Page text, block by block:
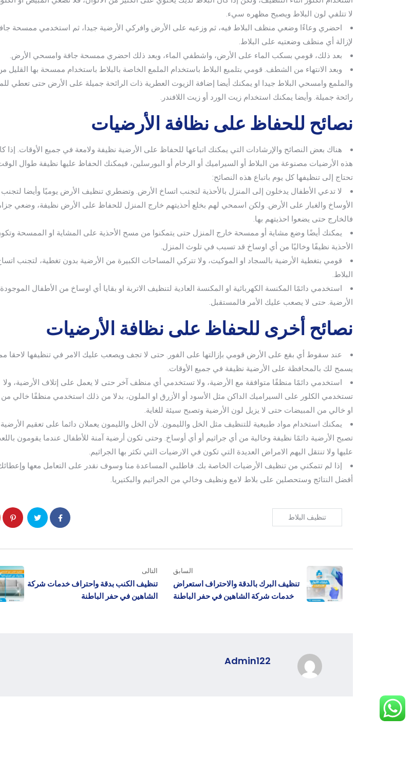
لا تتلفي لون البلاط ويصبح مظهره سيء.
احضري وعاءًا وضعي منظف البلاط فيه، ثم وزعيه على الأرض وافركي الأرضية جيدا، ثم استخدمي ممسحة
لإزالة أي منظف وضعتيه على البلاط.
بعد ذلك، قومي بسكب الماء على الأرض، واشطفي الماء، وبعد ذلك احضري ممسحة جافة وامسحي الأرض.
وبعد الانتهاء من الشطف. قومي بتلميع البلاط باستخدام الملمع الخاصة بالبلاط باستخدام ممسحة بها القليل
والملمع وامسحي البلاط جيدا او يمكنك أيضا إضافة الزيوت العطرية ذات الرائحة جميلة على الأرض حتى تعطي
رائحة جميلة. وأيضا يمكنك استخدام زيت الورد أو زيت اللافندر.
نصائح للحفاظ على نظافة الأرضيات
هناك بعض النصائح والإرشادات التي يمكنك اتباعها للحفاظ على الأرضية نظيفة ولامعة في جميع الأوقات. إذا
هذه الأرضيات مصنوعة من البلاط أو السيراميك أو الرخام أو البورسلين، فيمكنك الحفاظ عليها نظيفة طوال
تحتاج إلى تنظيفها كل يوم باتباع هذه النصائح:
لا تدعي الأطفال يدخلون إلى المنزل بالأحذية لتجنب اتساخ الأرض. وتضطري تنظيف الأرض يوميًا وأيضا لتجنب
الأوساخ والغبار على الأرض. ولكن اسمحي لهم بخلع أحذيتهم خارج المنزل للحفاظ على الأرض نظيفة، وضعي
فالخارج حتى يضعوا احذيتهم بها.
يمكنك أيضًا وضع مشاية أو ممسحة خارج المنزل حتى يتمكنوا من مسح الأحذية على المشاية او الممسحة
الأحذية نظيفًا وخاليًا من أي اوساخ قد تسبب في تلوث المنزل.
قومي بتغطية الأرضية بالسجاد او الموكيت، ولا تتركي المساحات الكبيرة من الأرضية بدون تغطية، لتجنب
البلاط.
استخدمي دائمًا المكنسة الكهربائية او المكنسة العادية لتنظيف الاتربة او بقايا أي اوساخ من الأطفال
الأرضية. حتى لا يصعب عليك الأمر فالمستقبل.
نصائح أخرى للحفاظ على نظافة الأرضيات
عند سقوط أي بقع على الأرض قومي بإزالتها على الفور. حتى لا تجف ويصعب عليك الامر في تنظيفها لاحقا
يسمح لك بالمحافظة على الأرضية نظيفة في جميع الأوقات.
استخدمي دائمًا منظفًا متوافقة مع الأرضية، ولا تستخدمي أي منظف آخر حتى لا يعمل على إتلاف الأرضية، ولا
تستخدمي الكلور على السيراميك الداكن مثل الأسود أو الأزرق او الملون، بدلا من ذلك استخدمي منظفًا خالي من
او خالي من المبيضات حتى لا يزيل لون الأرضية وتصبح سيئة للغاية.
يمكنك استخدام مواد طبيعية للتنظيف مثل الخل والليمون. لأن الخل والليمون يعملان دائما على تعقيم
تصبح الأرضية دائمًا نظيفة وخالية من أي جراثيم أو أي أوساخ. وحتى تكون أرضية آمنة للأطفال عندما يقومون
عليها ولا تنتقل اليهم الامراض العديدة التي تكون في الارضيات التي تكثر بها الجراثيم.
إذا لم تتمكني من تنظيف الأرضيات الخاصة بك. فاطلبي المساعدة منا وسوف نقدر على التعامل معها
أفضل النتائج وستحصلين على بلاط لامع ونظيف وخالي من الجراثيم والبكتيريا.
تنظيف البلاط
السابق
تنظيف البرك بالدقة والاحتراف استعراض
خدمات شركة الشاهين في حفر الباطنة
التالى
تنظيف الكنب بدقة واحتراف خدمات شركة
الشاهين في حفر الباطنة
Admin122